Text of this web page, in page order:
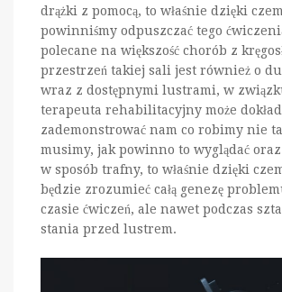
drążki z pomocą, to właśnie dzięki
powinniśmy odpuszczać tego
polecane na większość chorób z
przestrzeń takiej sali jest również o
wraz z dostępnymi lustrami, w
terapeuta rehabilitacyjny może
zademonstrować nam co robimy nie
musimy, jak powinno to wyglądać
w sposób trafny, to właśnie dzięki
będzie zrozumieć całą genezę
czasie ćwiczeń, ale nawet podczas
stania przed lustrem.